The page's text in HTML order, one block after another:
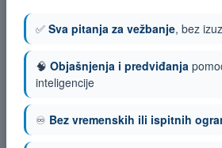
✅ Sva pitanja za vežbanje, bez
🧠 Objašnjenja i predviđanja
inteligencije
♾️ Bez vremenskih ili ispitnih